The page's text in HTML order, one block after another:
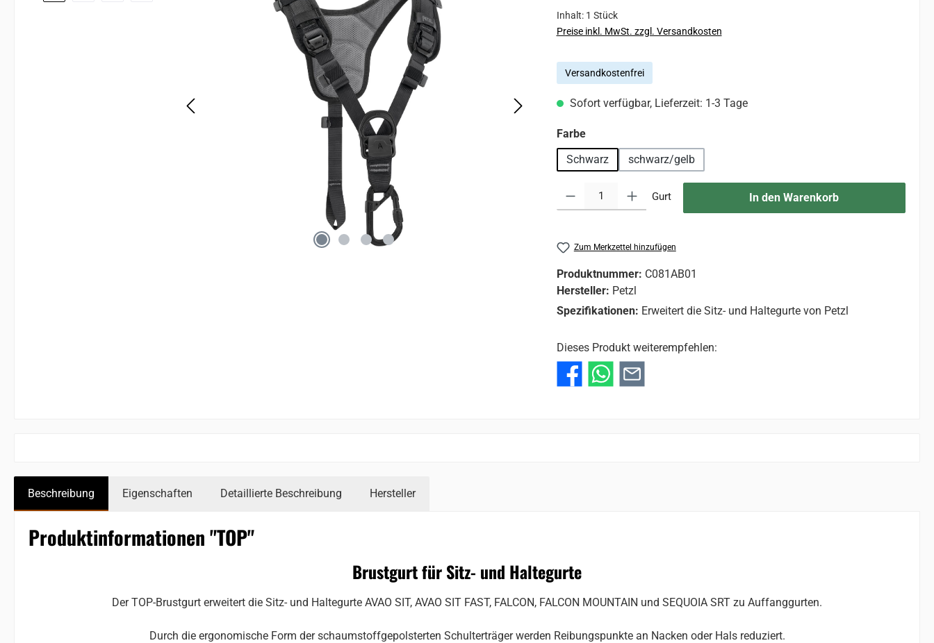
Inhalt: 1 Stück
Preise inkl. MwSt. zzgl. Versandkosten
Versandkostenfrei
Sofort verfügbar, Lieferzeit: 1-3 Tage
Farbeauswählen
Schwarz
schwarz/gelb
Produkt Anzahl: Gib den gewünschten Wert ein oder benutze die Schaltflächen um die
Gurt In den Warenkorb
Zum Merkzettel hinzufügen
Produktnummer: C081AB01
Hersteller: Petzl
Spezifikationen: Erweitert die Sitz- und Haltegurte von Petzl
Dieses Produkt weiterempfehlen:
Beschreibung Eigenschaften Detaillierte Beschreibung Hersteller
Produktinformationen "TOP"
Brustgurt für Sitz- und Haltegurte
Der TOP-Brustgurt erweitert die Sitz- und Haltegurte AVAO SIT, AVAO SIT FAST, FALCON, FALCON MOUNTAIN und SEQUOIA SRT zu Auffanggurten.
Durch die ergonomische Form der schaumstoffgepolsterten Schulterträger werden Reibungspunkte an Nacken oder Hals reduziert.